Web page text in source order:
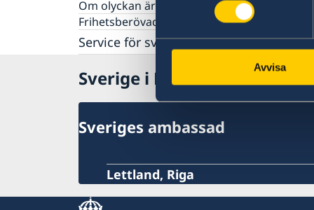
Avvisa
Förnyelse av körkort
Fordonsskatt
Avgifter
Om olyckan är framme
Frihetsberövad i utlandet
Service för svenska företag
Anmäla handelshinder
Sverige i Lettland
Sveriges ambassad
Lettland, Riga